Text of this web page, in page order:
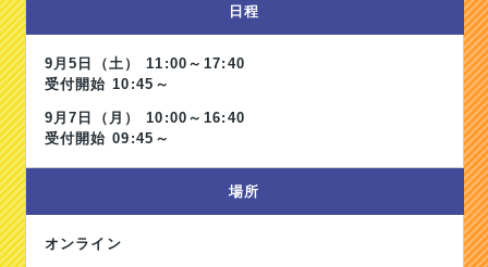
日程
9月5日（土）
11:00～17:40
受付開始 10:45～
9月7日（月）
10:00～16:40
受付開始 09:45～
場所
オンライン